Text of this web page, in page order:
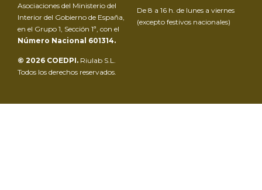
Asociaciones del Ministerio del
Interior del Gobierno de España,
en el Grupo 1, Sección 1ª, con el
Número Nacional 601314.
© 2026 COEDPI. Riulab S.L.
Todos los derechos reservados.
De 8 a 16 h. de lunes a viernes
(excepto festivos nacionales)